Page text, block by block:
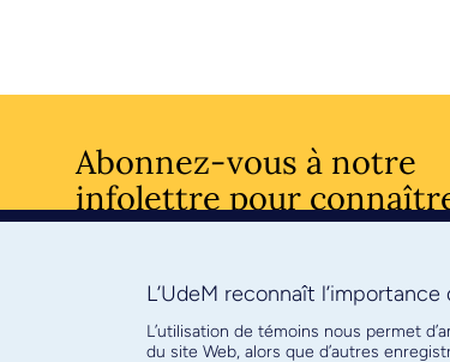
Abonnez-vous à notre
infolettre pour
l’actualité facultaire
L’UdeM reconnaît
L’utilisation de témoins nous permet
du site Web, alors que d’autres